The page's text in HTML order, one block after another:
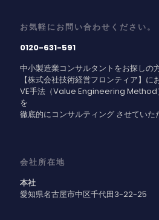
お気軽にお問い合わせください。
0120-631-591
中小製造業コンサルタントをお探しの
【株式会社技術経営フロンティア】に
VE手法（Value Engineering Method
を
徹底的にコンサルティング させていた
会社所在地
本社
愛知県名古屋市中区千代田3-22-25